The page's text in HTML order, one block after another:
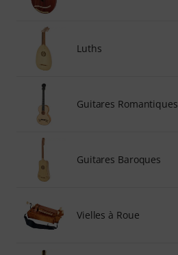
Luths
Guitares Romantiques
Guitares Baroques
Vielles à Roue